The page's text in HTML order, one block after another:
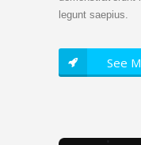
legunt saepius.
See